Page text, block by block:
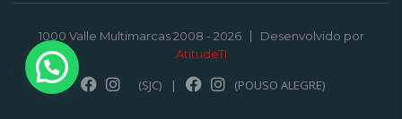
1000 Valle Multimarcas 2008 - 2026
Desenvolvido por
AtitudeTI
(SJC) | (POUSO ALEGRE)